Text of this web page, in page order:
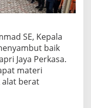
SE, Kepala
baik
Jaya Perkasa.
materi
berat